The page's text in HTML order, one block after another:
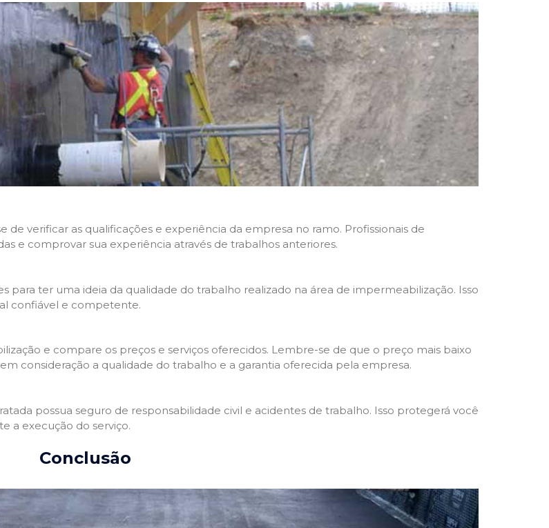
verificar as qualificações e experiência da empresa no ramo. Profissionais de
e comprovar sua experiência através de trabalhos anteriores.
para ter uma ideia da qualidade do trabalho realizado na área de impermeabilização. Isso
confiável e competente.
e compare os preços e serviços oferecidos. Lembre-se de que o preço mais baixo
consideração a qualidade do trabalho e a garantia oferecida pela empresa.
possua seguro de responsabilidade civil e acidentes de trabalho. Isso protegerá você
a execução do serviço.
Conclusão